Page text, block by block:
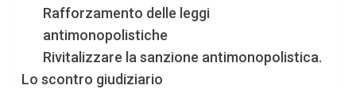
Rafforzamento delle leggi
antimonopolistiche
Rivitalizzare la sanzione antimonopolistica.
Lo scontro giudiziario